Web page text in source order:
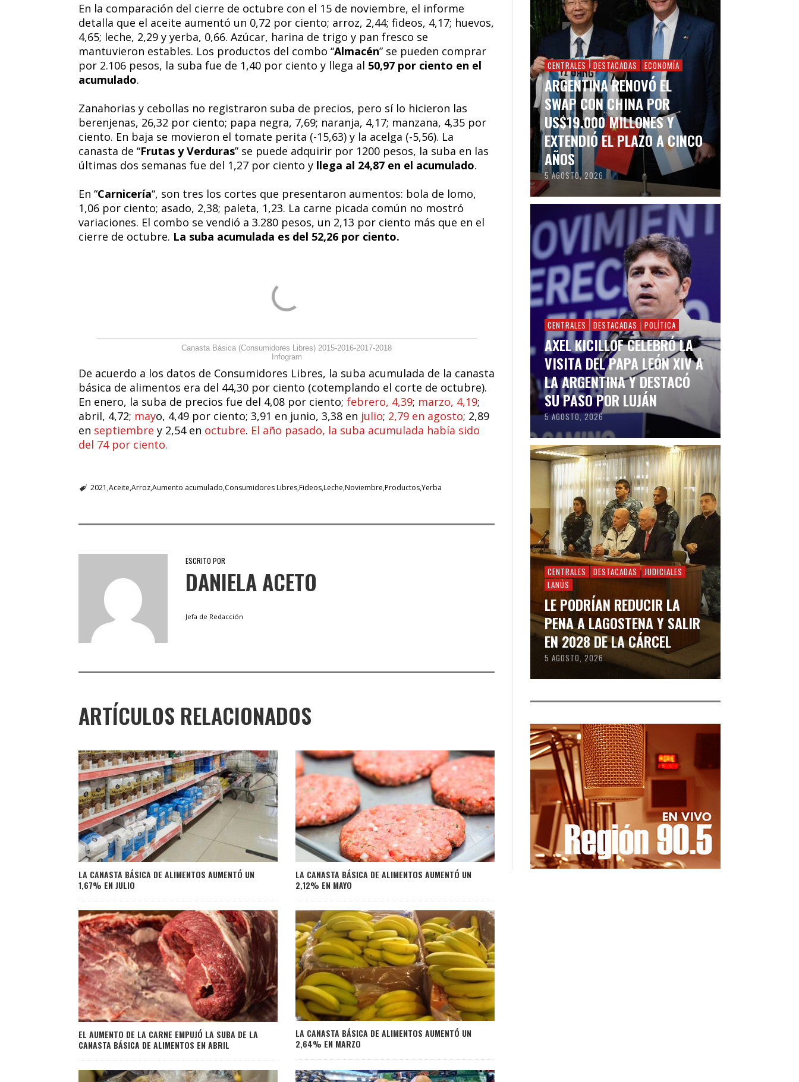
En la comparación del cierre de octubre con el 15 de noviembre, el informe
detalla que el aceite aumentó un 0,72 por ciento; arroz, 2,44; fideos, 4,17; huevos,
4,65; leche, 2,29 y yerba, 0,66. Azúcar, harina de trigo y pan fresco se
mantuvieron estables. Los productos del combo “Almacén” se pueden comprar
por 2.106 pesos, la suba fue de 1,40 por ciento y llega al 50,97 por ciento en el
acumulado.
Zanahorias y cebollas no registraron suba de precios, pero sí lo hicieron las
berenjenas, 26,32 por ciento; papa negra, 7,69; naranja, 4,17; manzana, 4,35 por
ciento. En baja se movieron el tomate perita (-15,63) y la acelga (-5,56). La
canasta de “Frutas y Verduras” se puede adquirir por 1200 pesos, la suba en las
últimas dos semanas fue del 1,27 por ciento y llega al 24,87 en el acumulado.
En “Carnicería“, son tres los cortes que presentaron aumentos: bola de lomo,
1,06 por ciento; asado, 2,38; paleta, 1,23. La carne picada común no mostró
variaciones. El combo se vendió a 3.280 pesos, un 2,13 por ciento más que en el
cierre de octubre. La suba acumulada es del 52,26 por ciento.
Canasta Básica (Consumidores Libres) 2015-2016-2017-2018
Infogram
De acuerdo a los datos de Consumidores Libres, la suba acumulada de la canasta
básica de alimentos era del 44,30 por ciento (cotemplando el corte de octubre).
En enero, la suba de precios fue del 4,08 por ciento; febrero, 4,39; marzo, 4,19;
abril, 4,72; mayo, 4,49 por ciento; 3,91 en junio, 3,38 en julio; 2,79 en agosto; 2,89
en septiembre y 2,54 en octubre. El año pasado, la suba acumulada había sido
del 74 por ciento.
2021 Aceite ArrozAumento acumulado Consumidores LibresFideosLeche Noviembre ProductosYerba
ESCRITO POR
DANIELA ACETO
Jefa de Redacción
ARTÍCULOS RELACIONADOS
LA CANASTA BÁSICA DE ALIMENTOS AUMENTÓ UN
1,67% EN JULIO
LA CANASTA BÁSICA DE ALIMENTOS AUMENTÓ UN
2,12% EN MAYO
EL AUMENTO DE LA CARNE EMPUJÓ LA SUBA DE LA
CANASTA BÁSICA DE ALIMENTOS EN ABRIL
LA CANASTA BÁSICA DE ALIMENTOS AUMENTÓ UN
2,64% EN MARZO
CENTRALES DESTACADAS ECONOMÍA
ARGENTINA RENOVÓ EL
SWAP CON CHINA POR
US$19.000 MILLONES Y
EXTENDIÓ EL PLAZO A CINCO
AÑOS
5 AGOSTO, 2026
CENTRALES DESTACADAS POLÍTICA
AXEL KICILLOF CELEBRÓ LA
VISITA DEL PAPA LEÓN XIV A
LA ARGENTINA Y DESTACÓ
SU PASO POR LUJÁN
5 AGOSTO, 2026
CENTRALES DESTACADAS
JUDICIALES
LANÚS
LE PODRÍAN REDUCIR LA
PENA A LAGOSTENA Y SALIR
EN 2028 DE LA CÁRCEL
5 AGOSTO, 2026